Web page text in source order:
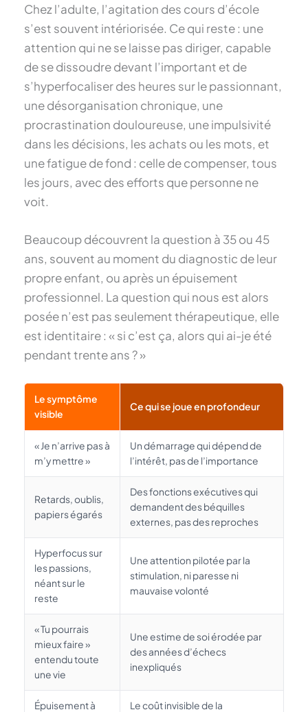
Chez l’adulte, l’agitation des cours d’école
s’est souvent intériorisée. Ce qui reste : une
attention qui ne se laisse pas diriger, capable
de se dissoudre devant l’important et de
s’hyperfocaliser des heures sur le passionnant,
une désorganisation chronique, une
procrastination douloureuse, une impulsivité
dans les décisions, les achats ou les mots, et
une fatigue de fond : celle de compenser, tous
les jours, avec des efforts que personne ne
voit.
Beaucoup découvrent la question à 35 ou 45
ans, souvent au moment du diagnostic de leur
propre enfant, ou après un épuisement
professionnel. La question qui nous est alors
posée n’est pas seulement thérapeutique, elle
est identitaire : « si c’est ça, alors qui ai-je été
pendant trente ans ? »
Le symptôme
visible
Ce qui se joue en profondeur
« Je n’arrive pas à
m’y mettre »
Un démarrage qui dépend de
l’intérêt, pas de l’importance
Retards, oublis,
papiers égarés
Des fonctions exécutives qui
demandent des béquilles
externes, pas des reproches
Hyperfocus sur
les passions,
néant sur le
reste
Une attention pilotée par la
stimulation, ni paresse ni
mauvaise volonté
« Tu pourrais
mieux faire »
entendu toute
une vie
Une estime de soi érodée par
des années d’échecs
inexpliqués
Épuisement à Le coût invisible de la